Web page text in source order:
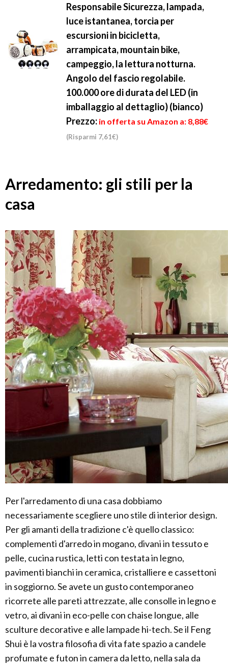
Responsabile Sicurezza, lampada,
luce istantanea, torcia per
escursioni in bicicletta,
arrampicata, mountain bike,
campeggio, la lettura notturna.
Angolo del fascio regolabile.
100.000 ore di durata del LED (in
imballaggio al dettaglio) (bianco)
Prezzo: in offerta su Amazon a: 8,88€
(Risparmi 7,61€)
Arredamento: gli stili per la
casa
Per l'arredamento di una casa dobbiamo
necessariamente scegliere uno stile di interior design.
Per gli amanti della tradizione c'è quello classico:
complementi d'arredo in mogano, divani in tessuto e
pelle, cucina rustica, letti con testata in legno,
pavimenti bianchi in ceramica, cristalliere e cassettoni
in soggiorno. Se avete un gusto contemporaneo
ricorrete alle pareti attrezzate, alle consolle in legno e
vetro, ai divani in eco-pelle con chaise longue, alle
sculture decorative e alle lampade hi-tech. Se il Feng
Shui è la vostra filosofia di vita fate spazio a candele
profumate e futon in camera da letto, nella sala da